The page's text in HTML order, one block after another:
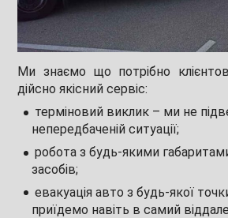
Ми знаємо що потрібно
дійсно якісний сервіс:
терміновий виклик – ми не
непередбаченій ситуації;
робота з будь-якими
засобів;
евакуація авто з будь-якої
приїдемо навіть в самий